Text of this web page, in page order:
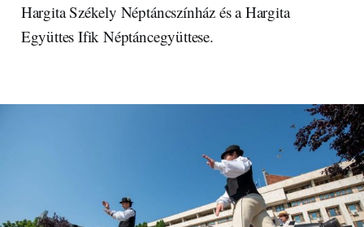
Hargita Székely Néptáncszínház és a Hargita
Együttes Ifik Néptáncegyüttese.